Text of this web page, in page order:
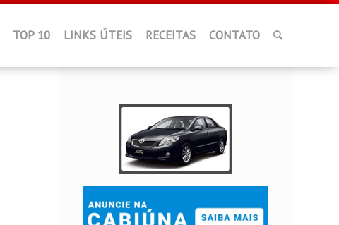
TOP 10 LINKS ÚTEIS RECEITAS CONTATO